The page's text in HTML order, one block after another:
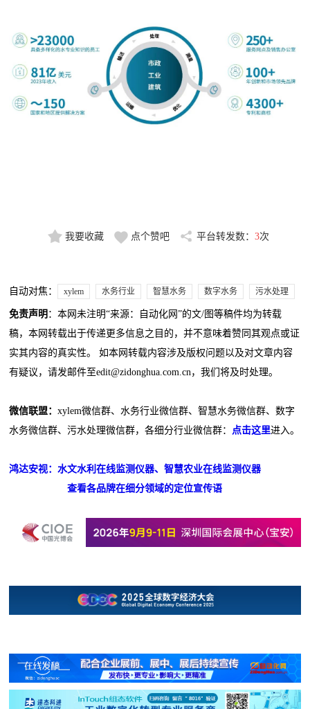
我要收藏 点个赞吧 平台转发数： 3次
自动对焦： xylem 水务行业 智慧水务 数字水务 污水处理
免责声明 ：本网未注明“来源：自动化网”的文/图等稿件均为转载
稿，本网转载出于传递更多信息之目的，并不意味着赞同其观点或证
实其内容的真实性。 如本网转载内容涉及版权问题以及对文章内容
有疑议，请发邮件至edit@zidonghua.com.cn，我们将及时处理。
微信联盟：xylem微信群、水务行业微信群、智慧水务微信群、数字
水务微信群、污水处理微信群，各细分行业微信群：
点击这里进入。
鸿达安视：水文水利在线监测仪器、智慧农业在线监测仪器
查看各品牌在细分领域的定位宣传语